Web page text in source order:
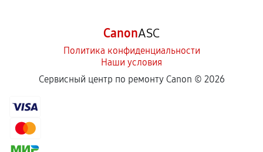
CanonASC
Политика конфиденциальности
Наши условия
Сервисный центр по ремонту Canon © 2026